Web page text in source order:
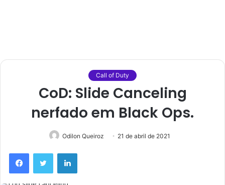
Call of Duty
CoD: Slide Canceling
nerfado em Black Ops.
Odilon Queiroz 21 de abril de 2021
FacebookTwitter Linkedin